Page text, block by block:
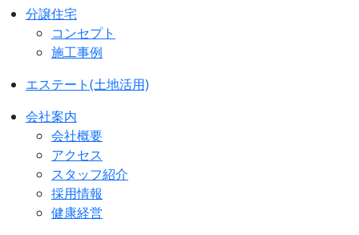
分譲住宅
コンセプト
施工事例
エステート(土地活用)
会社案内
会社概要
アクセス
スタッフ紹介
採用情報
健康経営